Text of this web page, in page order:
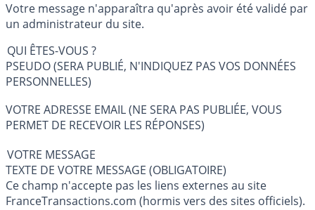
Votre message n'apparaîtra qu'après avoir été validé par
un administrateur du site.
QUI ÊTES-VOUS ?
PSEUDO (SERA PUBLIÉ, N'INDIQUEZ PAS VOS DONNÉES
PERSONNELLES)
VOTRE ADRESSE EMAIL (NE SERA PAS PUBLIÉE, VOUS
PERMET DE RECEVOIR LES RÉPONSES)
VOTRE MESSAGE
TEXTE DE VOTRE MESSAGE (OBLIGATOIRE)
Ce champ n'accepte pas les liens externes au site
FranceTransactions.com (hormis vers des sites officiels).